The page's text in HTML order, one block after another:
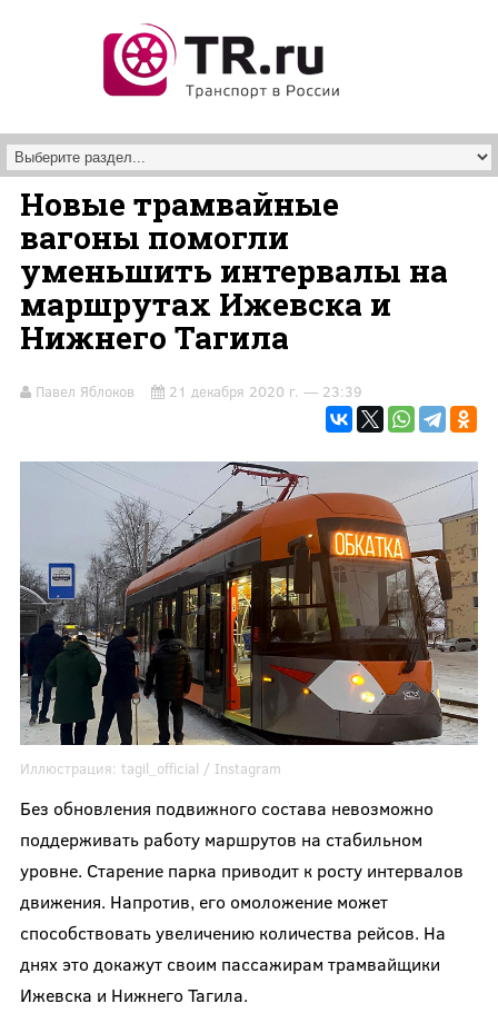
Новые трамвайные
вагоны помогли
уменьшить интервалы на
маршрутах Ижевска и
Нижнего Тагила
Павел Яблоков 21 декабря 2020 г. — 23:39
Иллюстрация: tagil_official / Instagram
Без обновления подвижного состава невозможно
поддерживать работу маршрутов на стабильном
уровне. Старение парка приводит к росту интервалов
движения. Напротив, его омоложение может
способствовать увеличению количества рейсов. На
днях это докажут своим пассажирам трамвайщики
Ижевска и Нижнего Тагила.